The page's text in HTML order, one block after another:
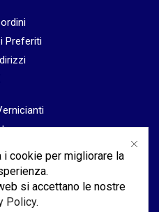
Preferiti
& Finitura
cookie per migliorare la
si accettano le nostre
Policy.